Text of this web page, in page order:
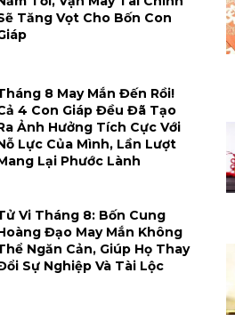
Tăng Vọt Cho Bốn Con
8 May Mắn Đến Rồi!
4 Con Giáp Đều Đã Tạo
Ảnh Hưởng Tích Cực Với
Lực Của Mình, Lần Lượt
Lại Phước Lành
Vi Tháng 8: Bốn Cung
Đạo May Mắn Không
Ngăn Cản, Giúp Họ Thay
Sự Nghiệp Và Tài Lộc